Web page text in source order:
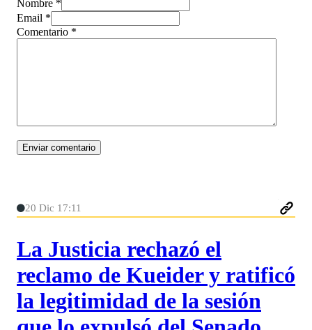
Nombre *
Email *
Comentario *
20 Dic 17:11
La Justicia rechazó el
reclamo de Kueider y ratificó
la legitimidad de la sesión